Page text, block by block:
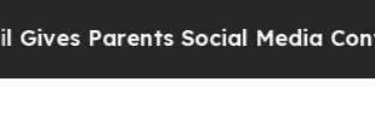
Social Media Controls for